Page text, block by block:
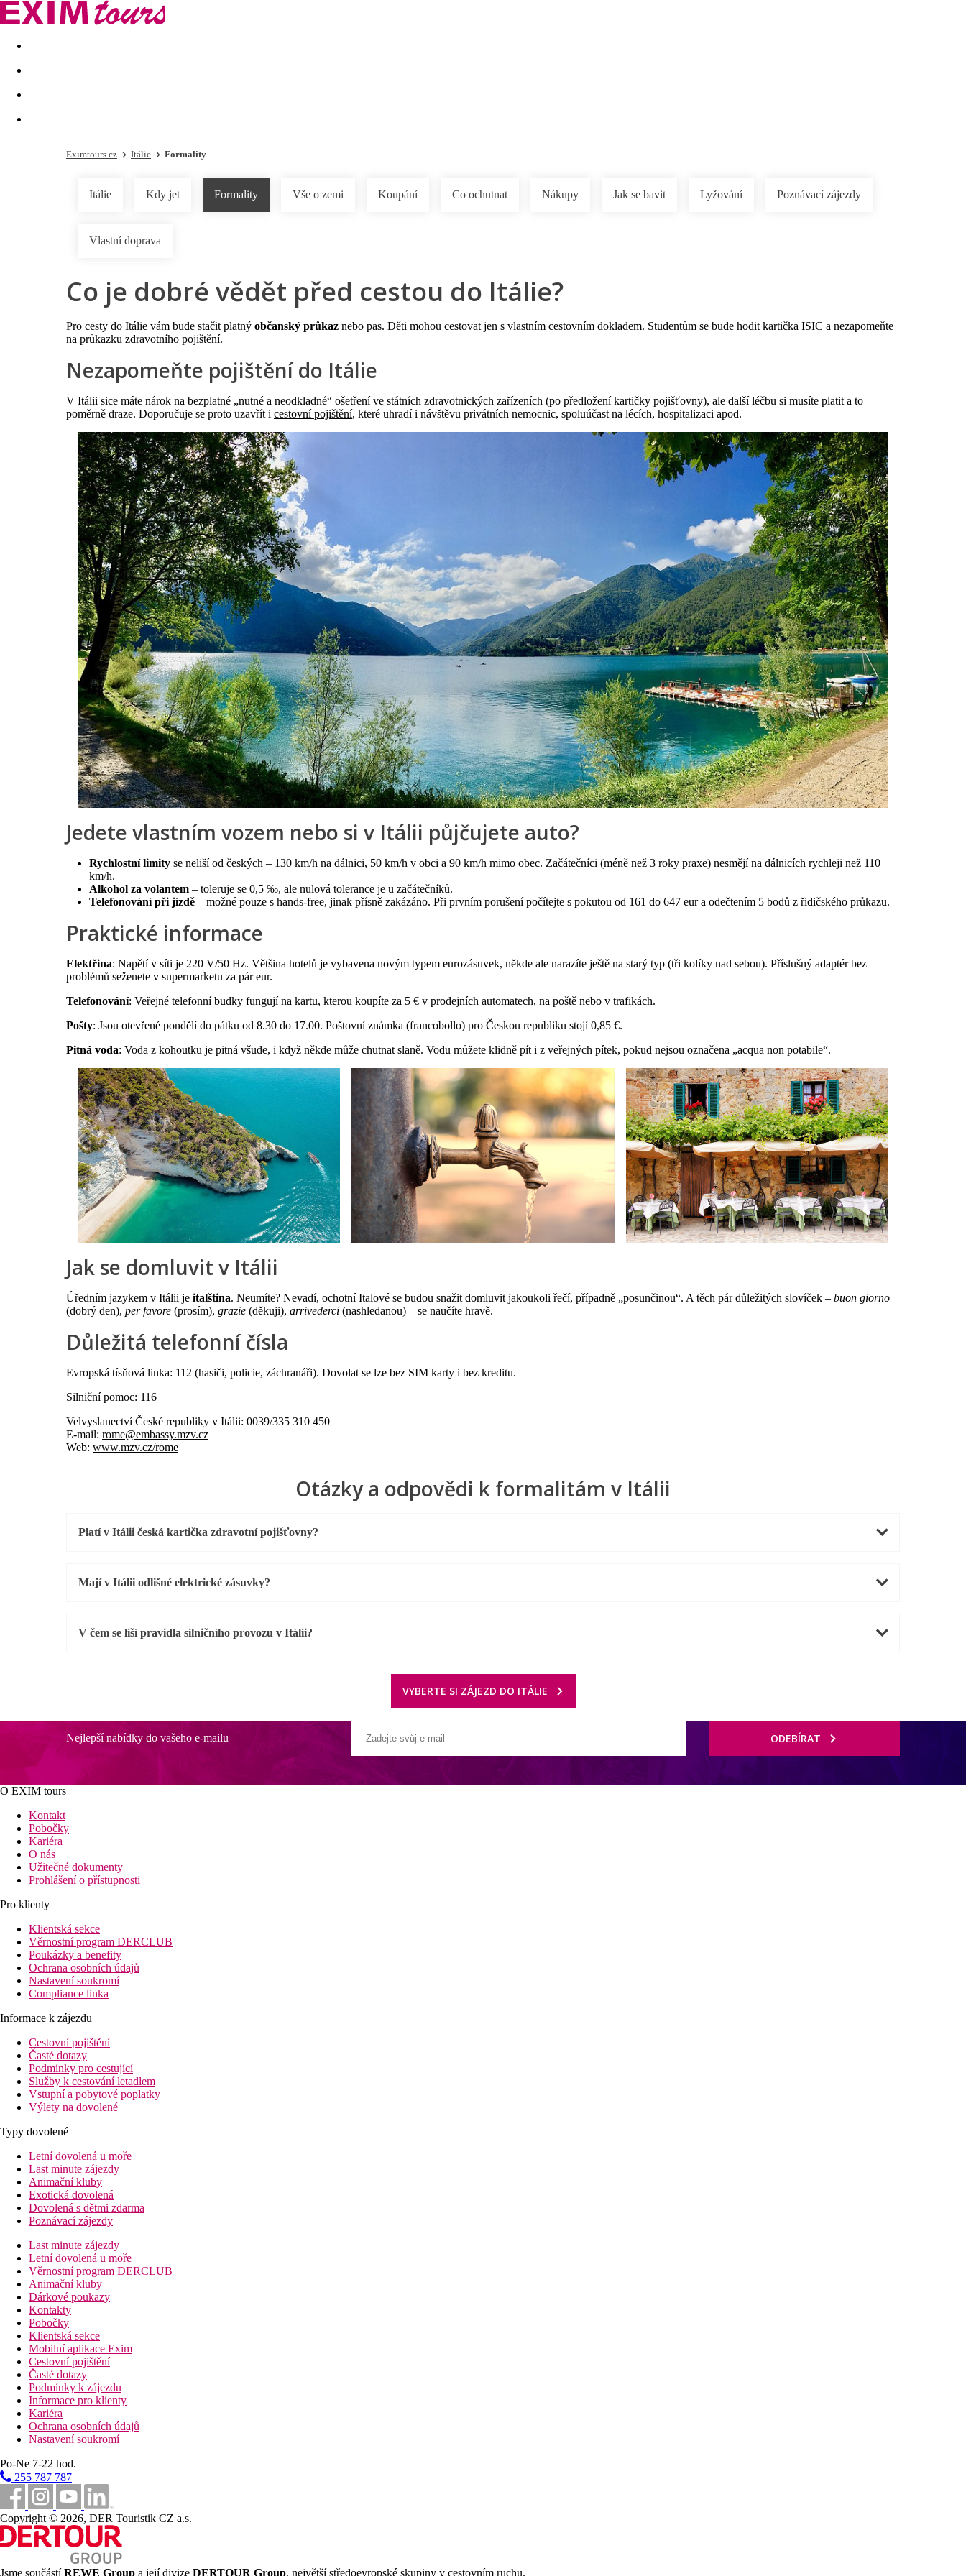
Akční nabídky Last minute
Eximtours.cz Itálie Formality
Itálie Kdy jet Formality Vše o zemi Koupání Co ochutnat Nákupy Jak se bavit Lyžování Poznávací zájezdy
Vlastní doprava
Co je dobré vědět před cestou do Itálie?
Pro cesty do Itálie vám bude stačit platný občanský průkaz nebo pas. Děti mohou cestovat jen s vlastním cestovním dokladem. Studentům se bude hodit kartička ISIC a nezapomeňte
na průkazku zdravotního pojištění.
Nezapomeňte pojištění do Itálie
V Itálii sice máte nárok na bezplatné „nutné a neodkladné“ ošetření ve státních zdravotnických zařízeních (po předložení kartičky pojišťovny), ale další léčbu si musíte platit a to
poměrně draze. Doporučuje se proto uzavřít i cestovní pojištění, které uhradí i návštěvu privátních nemocnic, spoluúčast na lécích, hospitalizaci apod.
Jedete vlastním vozem nebo si v Itálii půjčujete auto?
Rychlostní limity se neliší od českých – 130 km/h na dálnici, 50 km/h v obci a 90 km/h mimo obec. Začátečníci (méně než 3 roky praxe) nesmějí na dálnicích rychleji než 110
km/h.
Alkohol za volantem – toleruje se 0,5 ‰, ale nulová tolerance je u začátečníků.
Telefonování při jízdě – možné pouze s hands-free, jinak přísně zakázáno. Při prvním porušení počítejte s pokutou od 161 do 647 eur a odečtením 5 bodů z řidičského průkazu.
Praktické informace
Elektřina: Napětí v síti je 220 V/50 Hz. Většina hotelů je vybavena novým typem eurozásuvek, někde ale narazíte ještě na starý typ (tři kolíky nad sebou). Příslušný adaptér bez
problémů seženete v supermarketu za pár eur.
Telefonování: Veřejné telefonní budky fungují na kartu, kterou koupíte za 5 € v prodejních automatech, na poště nebo v trafikách.
Pošty: Jsou otevřené pondělí do pátku od 8.30 do 17.00. Poštovní známka (francobollo) pro Českou republiku stojí 0,85 €.
Pitná voda: Voda z kohoutku je pitná všude, i když někde může chutnat slaně. Vodu můžete klidně pít i z veřejných pítek, pokud nejsou označena „acqua non potabile“.
Jak se domluvit v Itálii
Úředním jazykem v Itálii je italština. Neumíte? Nevadí, ochotní Italové se budou snažit domluvit jakoukoli řečí, případně „posunčinou“. A těch pár důležitých slovíček – buon giorno
(dobrý den), per favore (prosím), grazie (děkuji), arrivederci (nashledanou) – se naučíte hravě.
Důležitá telefonní čísla
Evropská tísňová linka: 112 (hasiči, policie, záchranáři). Dovolat se lze bez SIM karty i bez kreditu.
Silniční pomoc: 116
Velvyslanectví České republiky v Itálii: 0039/335 310 450
E-mail: rome@embassy.mzv.cz
Web: www.mzv.cz/rome
Otázky a odpovědi k formalitám v Itálii
Platí v Itálii česká kartička zdravotní pojišťovny?
Mají v Itálii odlišné elektrické zásuvky?
V čem se liší pravidla silničního provozu v Itálii?
VYBERTE SI ZÁJEZD DO ITÁLIE
Nejlepší nabídky do vašeho e-mailu ODEBÍRAT
O EXIM tours
Kontakt
Pobočky
Kariéra
O nás
Užitečné dokumenty
Prohlášení o přístupnosti
Pro klienty
Klientská sekce
Věrnostní program DERCLUB
Poukázky a benefity
Ochrana osobních údajů
Nastavení soukromí
Compliance linka
Informace k zájezdu
Cestovní pojištění
Časté dotazy
Podmínky pro cestující
Služby k cestování letadlem
Vstupní a pobytové poplatky
Výlety na dovolené
Typy dovolené
Letní dovolená u moře
Last minute zájezdy
Animační kluby
Exotická dovolená
Dovolená s dětmi zdarma
Poznávací zájezdy
Last minute zájezdy
Letní dovolená u moře
Věrnostní program DERCLUB
Animační kluby
Dárkové poukazy
Kontakty
Pobočky
Klientská sekce
Mobilní aplikace Exim
Cestovní pojištění
Časté dotazy
Podmínky k zájezdu
Informace pro klienty
Kariéra
Ochrana osobních údajů
Nastavení soukromí
Po-Ne 7-22 hod.
255 787 787
Copyright © 2026, DER Touristik CZ a.s.
Jsme součástíREWE Group a její divize DERTOUR Group, největší středoevropské skupiny v cestovním ruchu.